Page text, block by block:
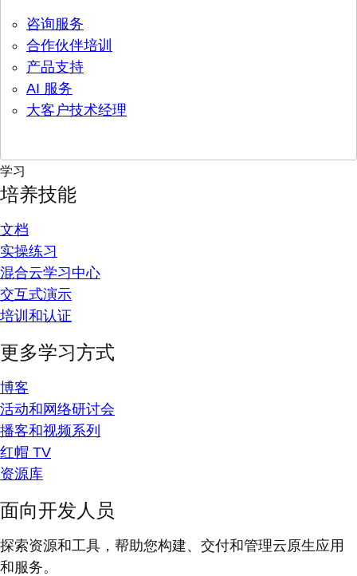
咨询服务
合作伙伴培训
产品支持
AI 服务
大客户技术经理
学习
培养技能
文档
实操练习
混合云学习中心
交互式演示
培训和认证
更多学习方式
博客
活动和网络研讨会
播客和视频系列
红帽 TV
资源库
面向开发人员
探索资源和工具，帮助您构建、交付和管理云原生应用
和服务。